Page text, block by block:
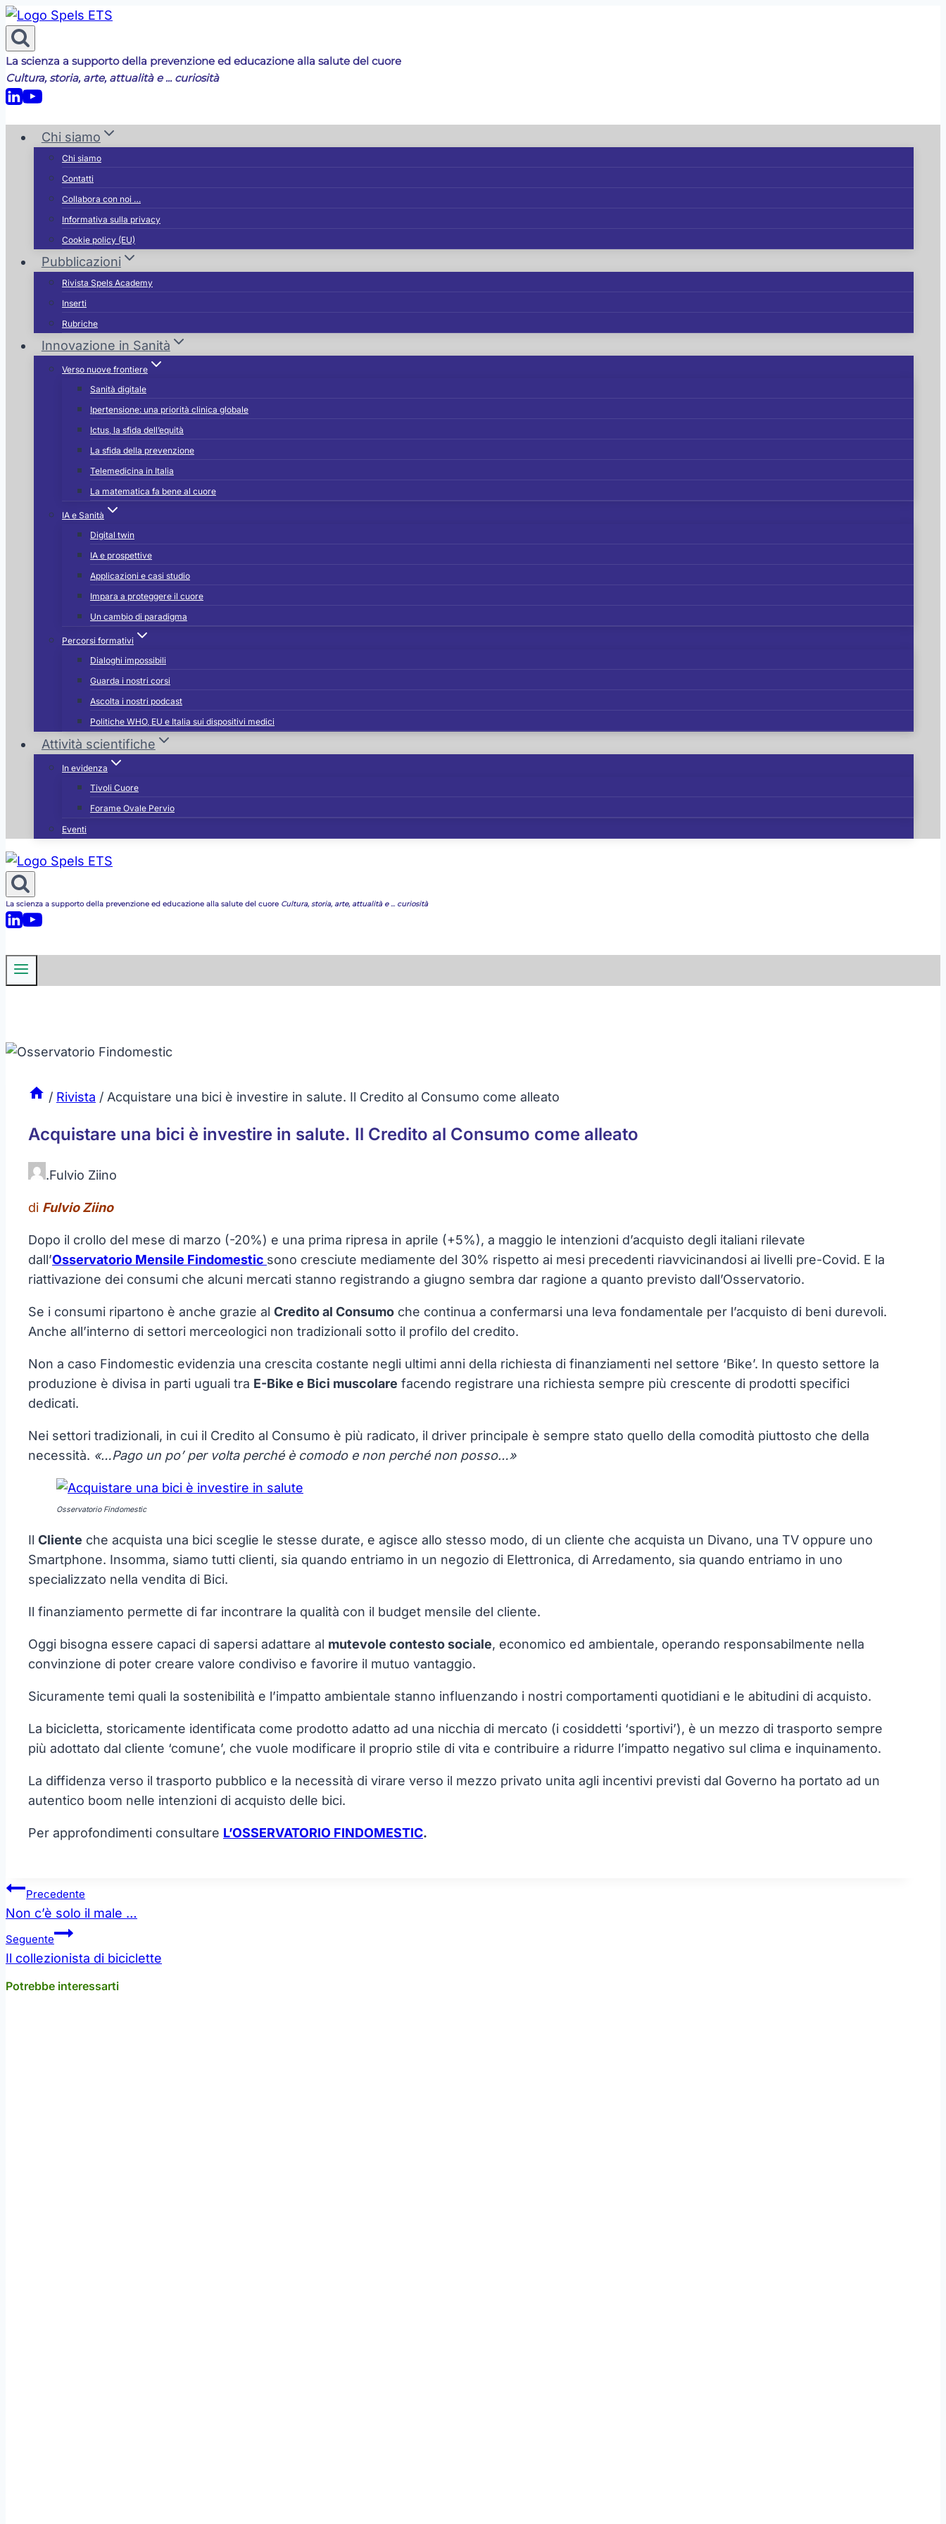
Salta
al
contenuto
La scienza a supporto della prevenzione ed educazione alla salute del cuore
Cultura, storia, arte, attualità e ... curiosità
Chi siamo
Chi siamo
Contatti
Collabora con noi …
Informativa sulla privacy
Cookie policy (EU)
Pubblicazioni
Rivista Spels Academy
Inserti
Rubriche
Innovazione in Sanità
Verso nuove frontiere
Sanità digitale
Ipertensione: una priorità clinica globale
Ictus, la sfida dell’equità
La sfida della prevenzione
Telemedicina in Italia
La matematica fa bene al cuore
IA e Sanità
Digital twin
IA e prospettive
Applicazioni e casi studio
Impara a proteggere il cuore
Un cambio di paradigma
Percorsi formativi
Dialoghi impossibili
Guarda i nostri corsi
Ascolta i nostri podcast
Politiche WHO, EU e Italia sui dispositivi medici
Attività scientifiche
In evidenza
Tivoli Cuore
Forame Ovale Pervio
Eventi
La scienza a supporto della prevenzione ed educazione alla salute del cuore Cultura, storia, arte, attualità e ... curiosità
/ Rivista / Acquistare una bici è investire in salute. Il Credito al Consumo come alleato
Acquistare una bici è investire in salute. Il Credito al Consumo come alleato
.Fulvio Ziino
di Fulvio Ziino
Dopo il crollo del mese di marzo (-20%) e una prima ripresa in aprile (+5%), a maggio le intenzioni d’acquisto degli italiani rilevate
dall’Osservatorio Mensile Findomestic sono cresciute mediamente del 30% rispetto ai mesi precedenti riavvicinandosi ai livelli pre-Covid. E la
riattivazione dei consumi che alcuni mercati stanno registrando a giugno sembra dar ragione a quanto previsto dall’Osservatorio.
Se i consumi ripartono è anche grazie al Credito al Consumo che continua a confermarsi una leva fondamentale per l’acquisto di beni durevoli.
Anche all’interno di settori merceologici non tradizionali sotto il profilo del credito.
Non a caso Findomestic evidenzia una crescita costante negli ultimi anni della richiesta di finanziamenti nel settore ‘Bike’. In questo settore la
produzione è divisa in parti uguali tra E-Bike e Bici muscolare facendo registrare una richiesta sempre più crescente di prodotti specifici
dedicati.
Nei settori tradizionali, in cui il Credito al Consumo è più radicato, il driver principale è sempre stato quello della comodità piuttosto che della
necessità. «…Pago un po’ per volta perché è comodo e non perché non posso…»
Osservatorio Findomestic
Il Cliente che acquista una bici sceglie le stesse durate, e agisce allo stesso modo, di un cliente che acquista un Divano, una TV oppure uno
Smartphone. Insomma, siamo tutti clienti, sia quando entriamo in un negozio di Elettronica, di Arredamento, sia quando entriamo in uno
specializzato nella vendita di Bici.
Il finanziamento permette di far incontrare la qualità con il budget mensile del cliente.
Oggi bisogna essere capaci di sapersi adattare al mutevole contesto sociale, economico ed ambientale, operando responsabilmente nella
convinzione di poter creare valore condiviso e favorire il mutuo vantaggio.
Sicuramente temi quali la sostenibilità e l’impatto ambientale stanno influenzando i nostri comportamenti quotidiani e le abitudini di acquisto.
La bicicletta, storicamente identificata come prodotto adatto ad una nicchia di mercato (i cosiddetti ‘sportivi’), è un mezzo di trasporto sempre
più adottato dal cliente ‘comune’, che vuole modificare il proprio stile di vita e contribuire a ridurre l’impatto negativo sul clima e inquinamento.
La diffidenza verso il trasporto pubblico e la necessità di virare verso il mezzo privato unita agli incentivi previsti dal Governo ha portato ad un
autentico boom nelle intenzioni di acquisto delle bici.
Per approfondimenti consultare L’OSSERVATORIO FINDOMESTIC.
Navigazione
articoli
Precedente
Non c’è solo il male …
Seguente
Il collezionista di biciclette
Potrebbe interessarti